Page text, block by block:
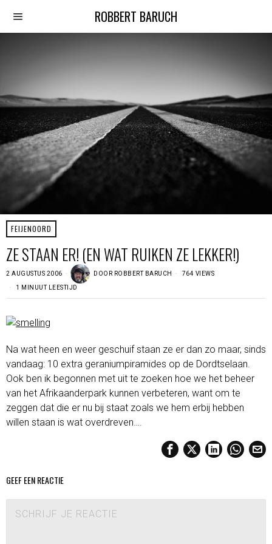
ROBBERT BARUCH
FEIJENOORD
ZE STAAN ER! (EN WAT RUIKEN ZE LEKKER!)
2 AUGUSTUS 2006 DOOR ROBBERT BARUCH 764 VIEWS
1 MINUUT LEESTIJD
Na wat heen en weer geschuif staan ze er dan zo maar, sinds
vandaag: 10 extra geraniumpiramides op de Dordtselaan.
Ook ben ik begonnen met uit te zoeken hoe we het beheer
van het Afrikaanderpark kunnen verbeteren, want om te
zeggen dat die er nu bij staat zoals we hem erbij hebben
willen staan is wat overdreven….
GEEF EEN REACTIE